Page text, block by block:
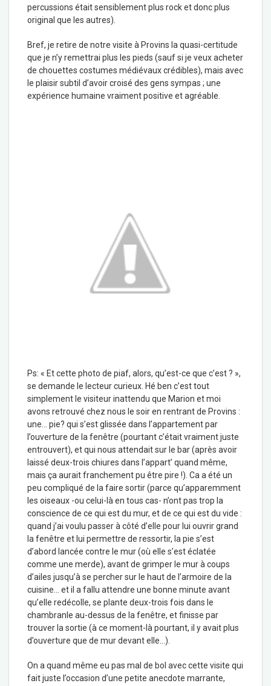
percussions était sensiblement plus rock et donc plus
original que les autres).
Bref, je retire de notre visite à Provins la quasi-certitude
que je n’y remettrai plus les pieds (sauf si je veux acheter
de chouettes costumes médiévaux crédibles), mais avec
le plaisir subtil d’avoir croisé des gens sympas ; une
expérience humaine vraiment positive et agréable.
Ps: « Et cette photo de piaf, alors, qu’est-ce que c’est ? »,
se demande le lecteur curieux. Hé ben c’est tout
simplement le visiteur inattendu que Marion et moi
avons retrouvé chez nous le soir en rentrant de Provins :
une… pie? qui s’est glissée dans l’appartement par
l’ouverture de la fenêtre (pourtant c’était vraiment juste
entrouvert), et qui nous attendait sur le bar (après avoir
laissé deux-trois chiures dans l’appart’ quand même,
mais ça aurait franchement pu être pire !). Ca a été un
peu compliqué de la faire sortir (parce qu’apparemment
les oiseaux -ou celui-là en tous cas- n’ont pas trop la
conscience de ce qui est du mur, et de ce qui est du vide :
quand j’ai voulu passer à côté d’elle pour lui ouvrir grand
la fenêtre et lui permettre de ressortir, la pie s’est
d’abord lancée contre le mur (où elle s’est éclatée
comme une merde), avant de grimper le mur à coups
d’ailes jusqu’à se percher sur le haut de l’armoire de la
cuisine… et il a fallu attendre une bonne minute avant
qu’elle redécolle, se plante deux-trois fois dans le
chambranle au-dessus de la fenêtre, et finisse par
trouver la sortie (à ce moment-là pourtant, il y avait plus
d’ouverture que de mur devant elle…).
On a quand même eu pas mal de bol avec cette visite qui
fait juste l’occasion d’une petite anecdote marrante,